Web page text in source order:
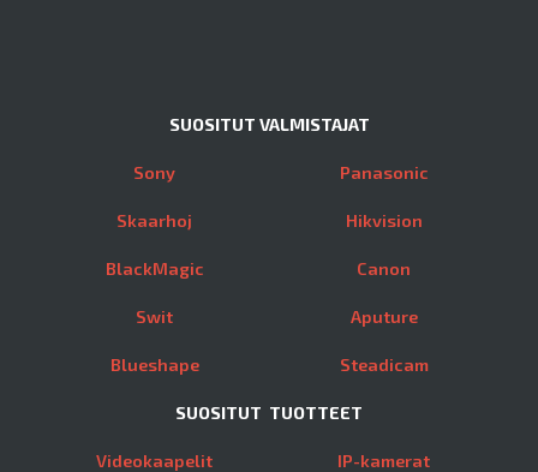
SUOSITUT VALMISTAJAT
Sony
Skaarhoj
BlackMagic
Swit
Blueshape
Panasonic
Hikvision
Canon
Aputure
Steadicam
SUOSITUT TUOTTEET
Videokaapelit IP-kamerat